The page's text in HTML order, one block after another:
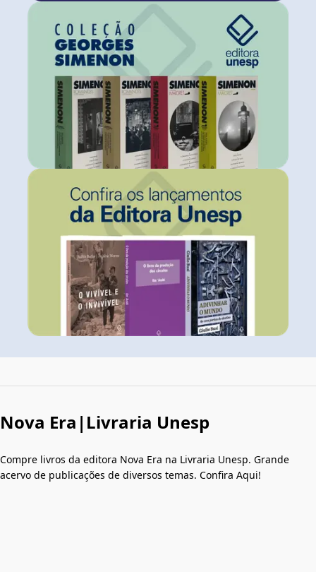
Nova Era|Livraria Unesp
Compre livros da editora Nova Era na Livraria Unesp. Grande
acervo de publicações de diversos temas. Confira Aqui!